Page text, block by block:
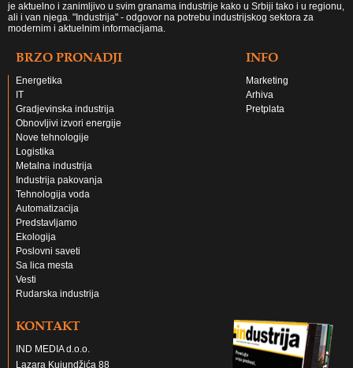
je aktuelno i zanimljivo u svim granama industrije kako u Srbiji tako i u regionu,
ali i van njega. "Industrija" - odgovor na potrebu industrijskog sektora za
modernim i aktuelnim informacijama.
BRZO PRONADJI
Energetika
IT
Gradjevinska industrija
Obnovljivi izvori energije
Nove tehnologije
Logistika
Metalna industrija
Industrija pakovanja
Tehnologija voda
Automatizacija
Predstavljamo
Ekologija
Poslovni saveti
Sa lica mesta
Vesti
Rudarska industrija
INFO
Marketing
Arhiva
Pretplata
KONTAKT
IND MEDIA d.o.o.
Lazara Kujundžića 88